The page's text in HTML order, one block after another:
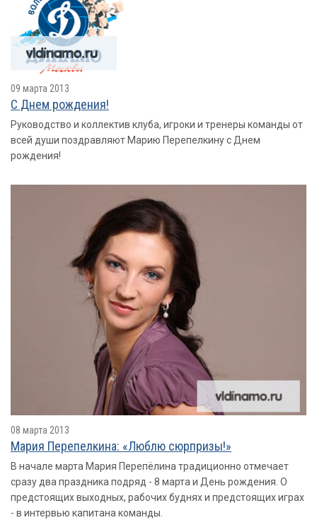
09 марта 2013
С Днем рождения!
Руководство и коллектив клуба, игроки и тренеры команды от
всей души поздравляют Марию Перепелкину с Днем
рождения!
08 марта 2013
Мария Перепелкина: «Люблю сюрпризы!»
В начале марта Мария Перепёлина традиционно отмечает
сразу два праздника подряд - 8 марта и День рождения. О
предстоящих выходных, рабочих буднях и предстоящих играх
- в интервью капитана команды.